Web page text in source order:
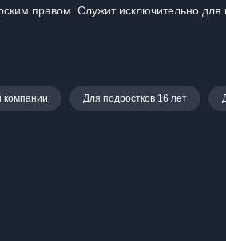
правом. Служит исключительно для
Для подростков 16 лет